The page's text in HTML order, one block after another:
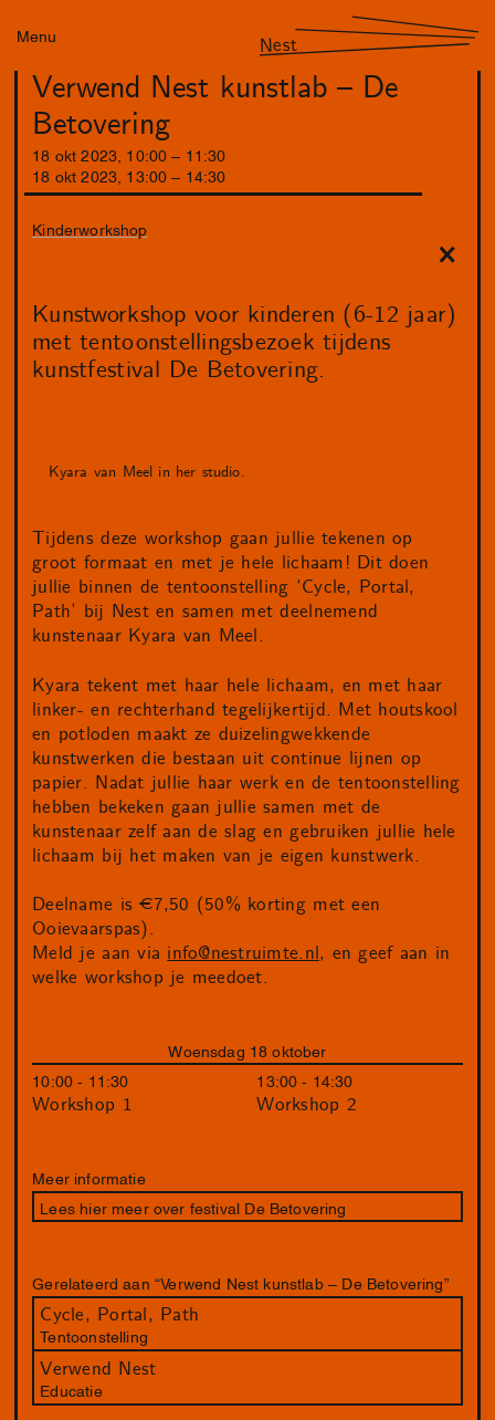
Menu Nest
Verwend Nest kunstlab – De
Betovering
18 okt 2023 10:00 11 :30
18 okt 2023 13 :00 14 :30
Kinderworkshop
Kunstworkshop voor kinderen (6-12 jaar)
met tentoonstellingsbezoek tijdens
kunstfestival De Betovering.
Kyara van Meel in her studio.
Tijdens deze workshop gaan jullie tekenen op
groot formaat en met je hele lichaam! Dit doen
jullie binnen de tentoonstelling ‘Cycle, Portal,
Path’ bij Nest en samen met deelnemend
kunstenaar Kyara van Meel.
Kyara tekent met haar hele lichaam, en met haar
linker- en rechterhand tegelijkertijd. Met houtskool
en potloden maakt ze duizelingwekkende
kunstwerken die bestaan uit continue lijnen op
papier. Nadat jullie haar werk en de tentoonstelling
hebben bekeken gaan jullie samen met de
kunstenaar zelf aan de slag en gebruiken jullie hele
lichaam bij het maken van je eigen kunstwerk.
Deelname is €7,50 (50% korting met een
Ooievaarspas).
Meld je aan via info@nestruimte.nl, en geef aan in
welke workshop je meedoet.
Woensdag 18 oktober
10:00 - 11:30
Workshop 1
13:00 - 14:30
Workshop 2
Meer informatie
Lees hier meer over festival De Betovering
Gerelateerd aan “Verwend Nest kunstlab – De Betovering”
Cycle, Portal, Path
Tentoonstelling
Verwend Nest
Educatie